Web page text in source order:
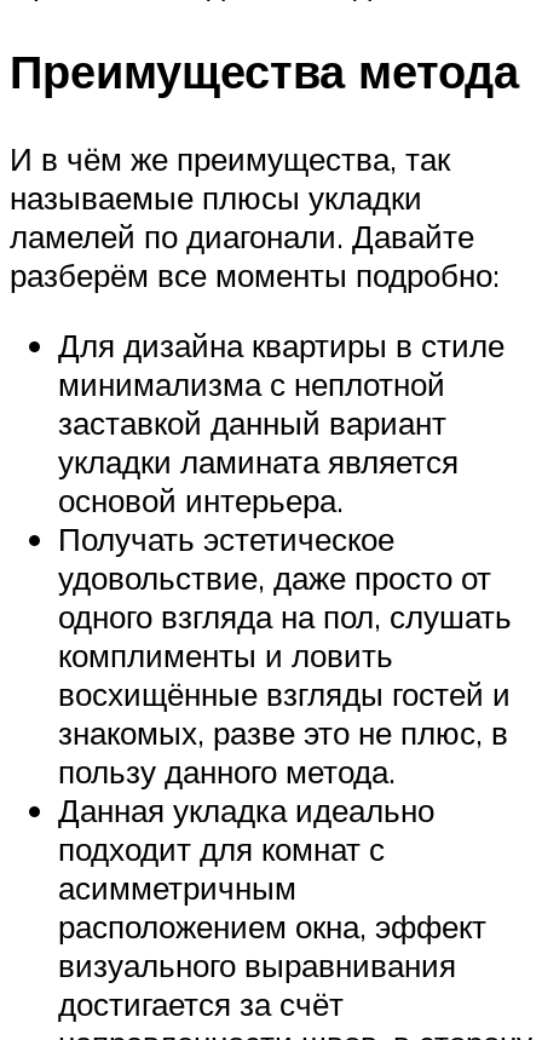
Преимущества метода
И в чём же преимущества, так
называемые плюсы укладки
ламелей по диагонали. Давайте
разберём все моменты подробно:
Для дизайна квартиры в стиле
минимализма с неплотной
заставкой данный вариант
укладки ламината является
основой интерьера.
Получать эстетическое
удовольствие, даже просто от
одного взгляда на пол, слушать
комплименты и ловить
восхищённые взгляды гостей и
знакомых, разве это не плюс, в
пользу данного метода.
Данная укладка идеально
подходит для комнат с
асимметричным
расположением окна, эффект
визуального выравнивания
достигается за счёт